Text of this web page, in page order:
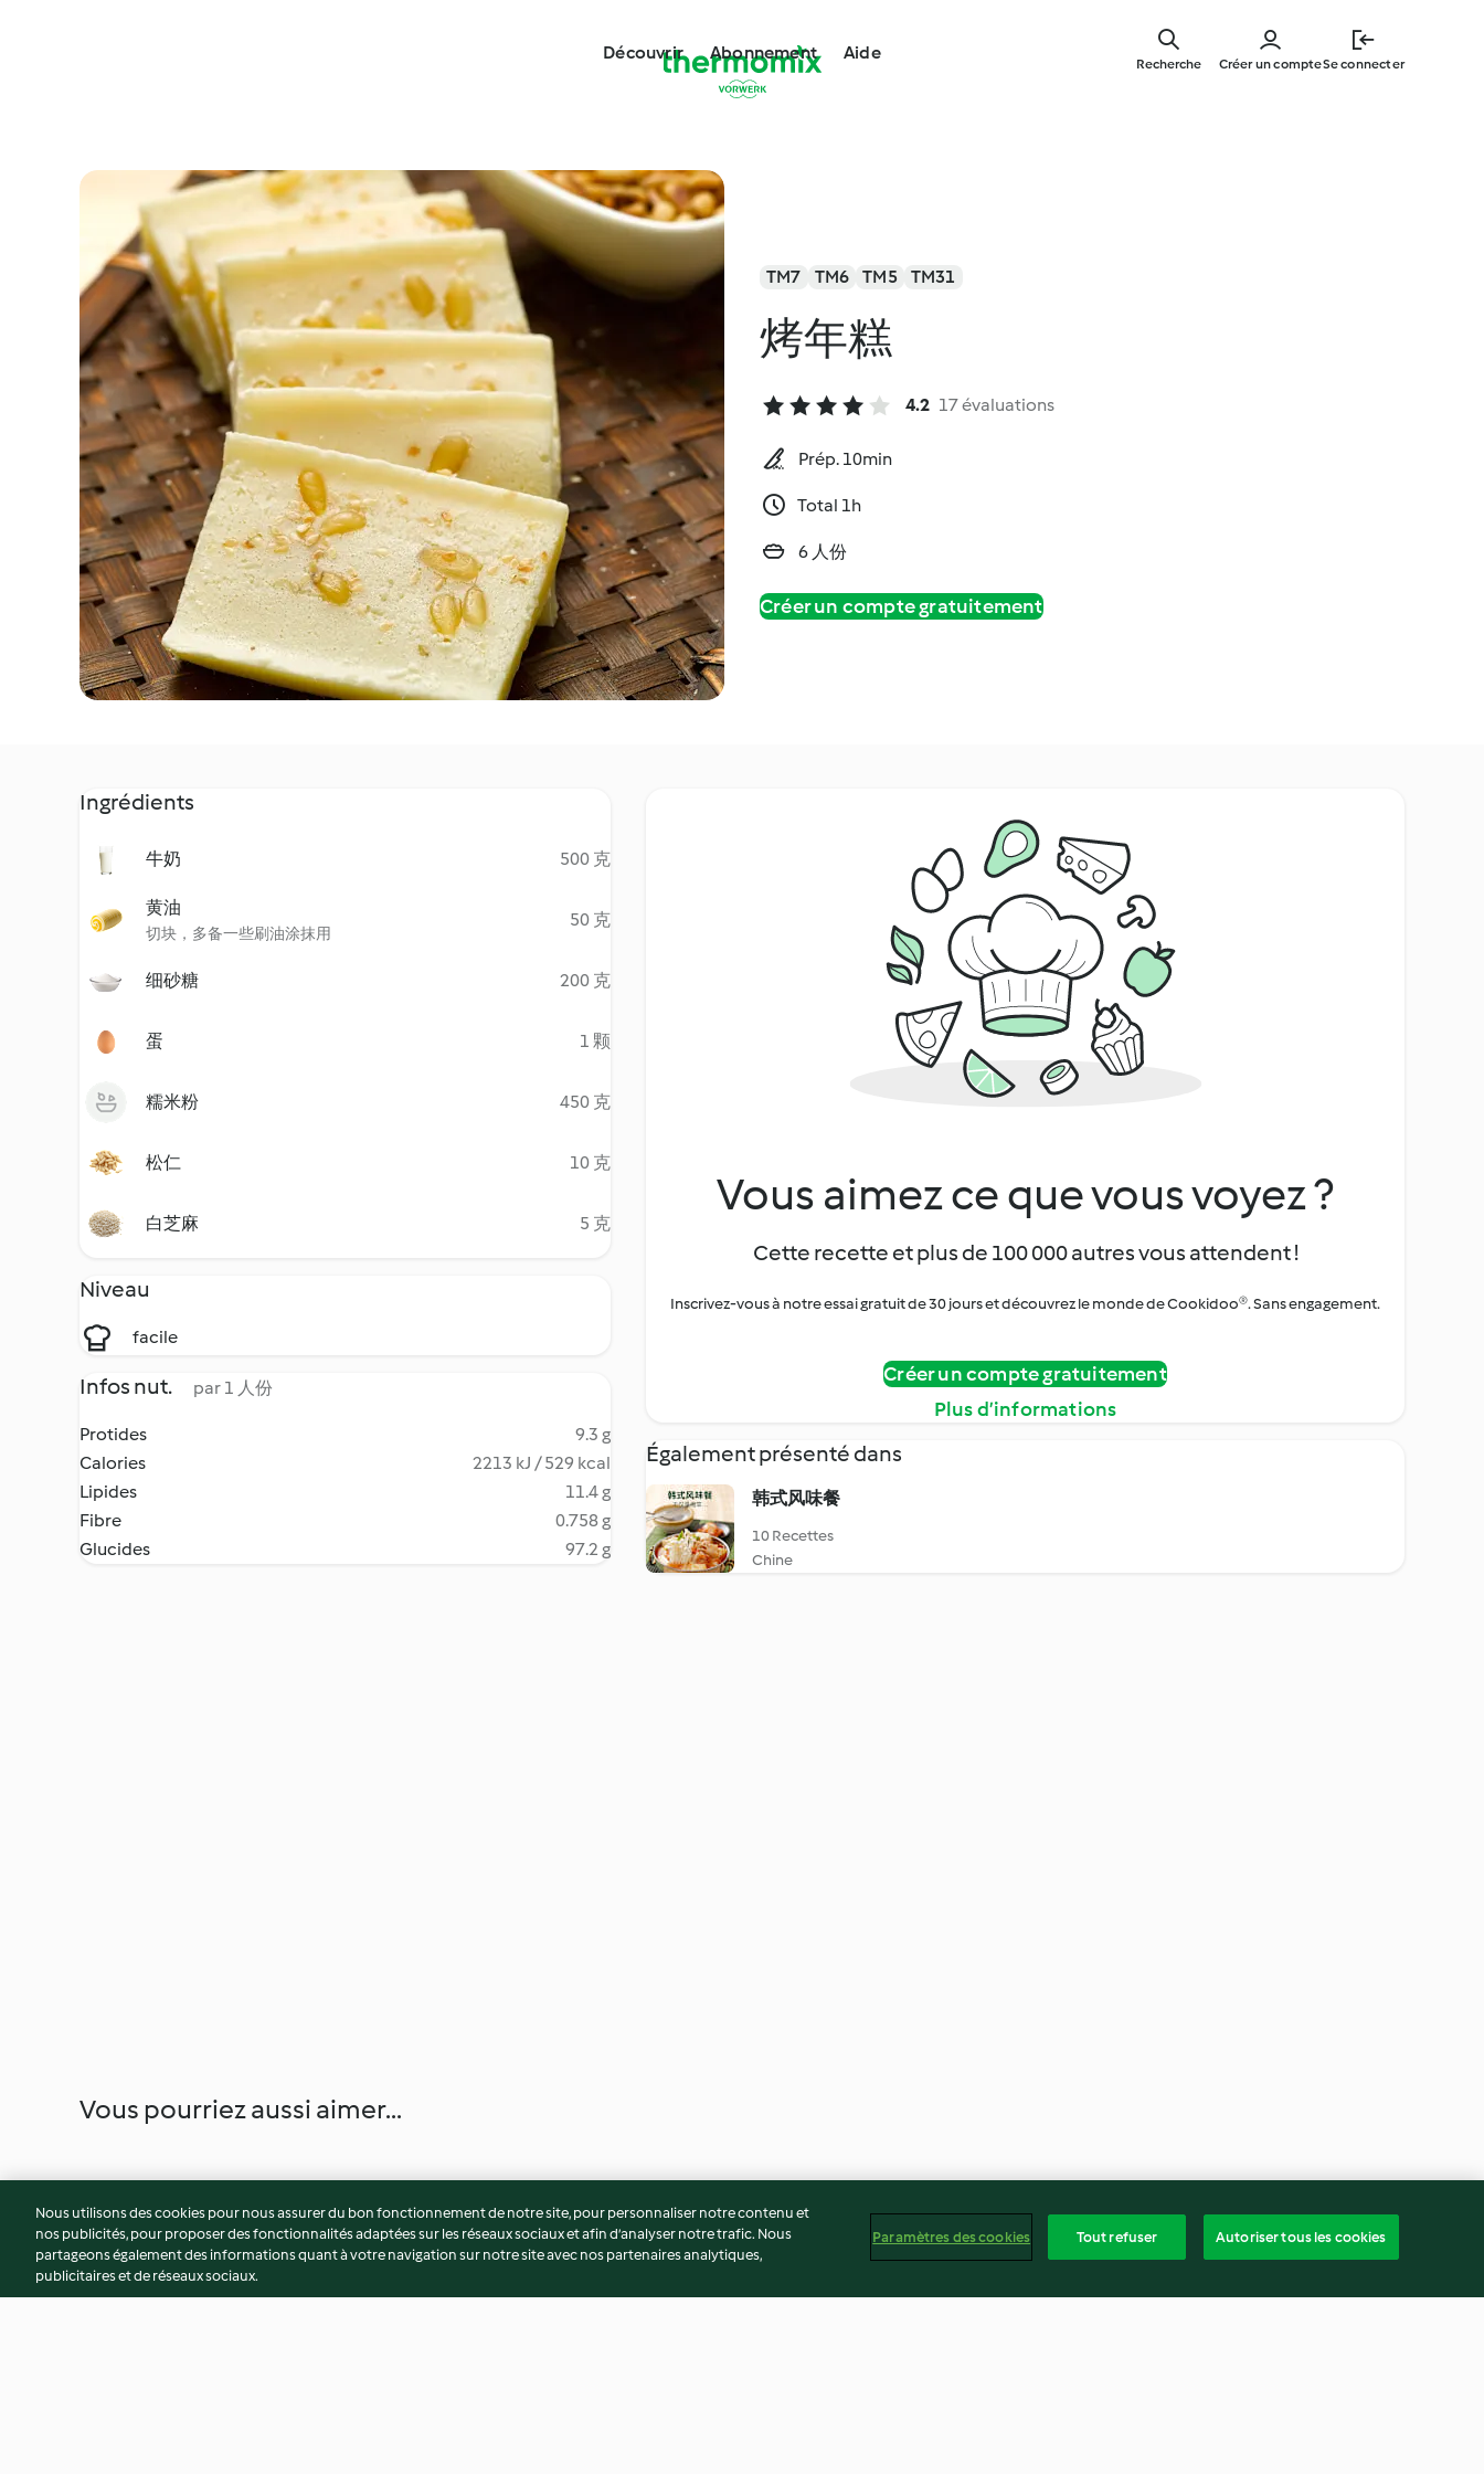
main
Découvrir Abonnement Aide
Créer un compteSe connecter
Recherche
TM7 TM6 TM5 TM31
烤年糕
4.2 17 évaluations
Prép. 10min
Total 1h
6 人份
Créer un compte gratuitement
Ingrédients
牛奶 500 克
黄油
切块，多备一些刷油涂抹用
50 克
细砂糖 200 克
蛋 1 颗
糯米粉 450 克
松仁 10 克
白芝麻 5 克
Niveau
facile
Infos nut. par 1 人份
Protides
9.3 g
Calories
2213 kJ / 529 kcal
Lipides
11.4 g
Fibre
0.758 g
Glucides
97.2 g
Vous aimez ce que vous voyez ?
Cette recette et plus de 100 000 autres vous attendent !
Inscrivez-vous à notre essai gratuit de 30 jours et découvrez le monde de Cookidoo®. Sans engagement.
Créer un compte gratuitement
Plus d’informations
Également présenté dans
韩式风味餐
10 Recettes
Chine
Vous pourriez aussi aimer...
Nous utilisons des cookies pour nous assurer du bon fonctionnement de notre site, pour personnaliser notre contenu et
nos publicités, pour proposer des fonctionnalités adaptées sur les réseaux sociaux et afin d’analyser notre trafic. Nous
partageons également des informations quant à votre navigation sur notre site avec nos partenaires analytiques,
publicitaires et de réseaux sociaux.
Paramètres des cookies Tout refuser Autoriser tous les cookies